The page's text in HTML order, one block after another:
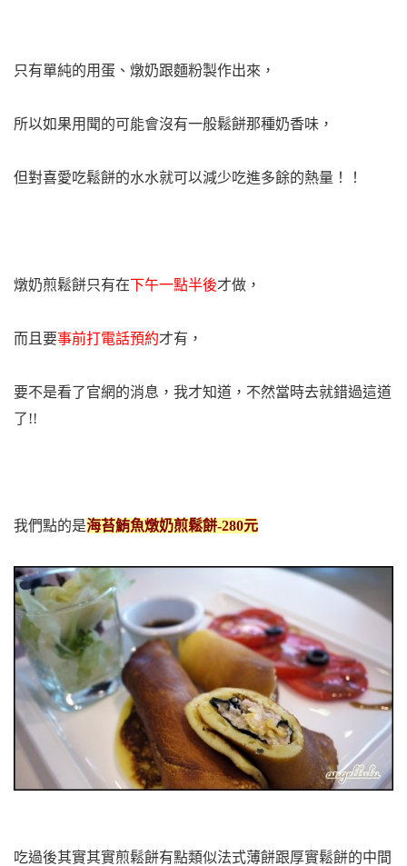
只有單純的用蛋、燉奶跟麵粉製作出來，
所以如果用聞的可能會沒有一般鬆餅那種奶香味，
但對喜愛吃鬆餅的水水就可以減少吃進多餘的熱量！！
燉奶煎鬆餅只有在下午一點半後才做，
而且要事前打電話預約才有，
要不是看了官網的消息，我才知道，不然當時去就錯過這道
了!!
我們點的是海苔鮪魚燉奶煎鬆餅-280元
吃過後其實其實煎鬆餅有點類似法式薄餅跟厚實鬆餅的中間